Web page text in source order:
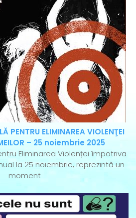
PENTRU ELIMINAREA VIOLENŢEI
– 25 noiembrie 2025
Eliminarea Violenței împotriva
la 25 noiembrie, reprezintă un
moment